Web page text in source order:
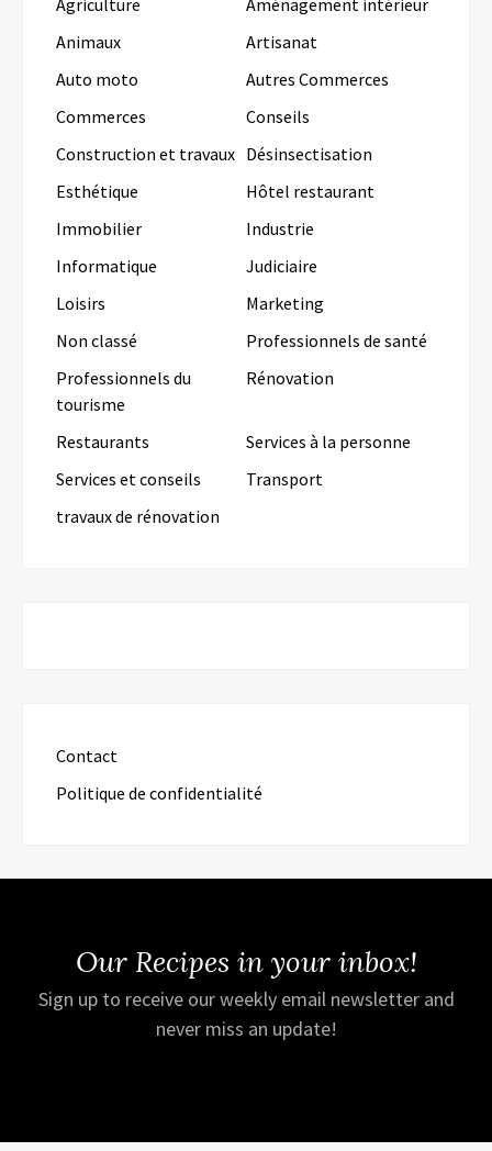
Animaux
Artisanat
Auto moto
Autres Commerces
Commerces
Conseils
Construction et travaux Désinsectisation
Esthétique
Hôtel restaurant
Immobilier
Industrie
Informatique
Judiciaire
Loisirs
Marketing
Non classé
Professionnels de santé
Professionnels du
tourisme
Rénovation
Restaurants
Services à la personne
Services et conseils
Transport
travaux de rénovation
Contact
Politique de confidentialité
Our Recipes in your inbox!
Sign up to receive our weekly email newsletter and
never miss an update!